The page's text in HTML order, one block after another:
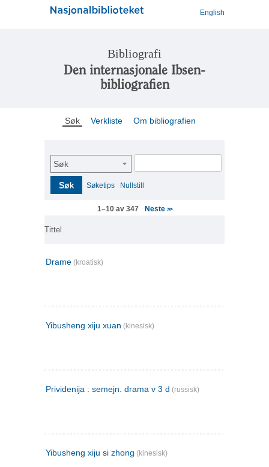
English
Bibliografi
Den internasjonale Ibsen-
bibliografien
Søk Verkliste Om bibliografien
Søk
Søk Søketips Nullstill
1–10 av 347 Neste >>
Tittel
Drame (kroatisk)
Yibusheng xiju xuan (kinesisk)
Prividenija : semejn. drama v 3 d (russisk)
Yibusheng xiju si zhong (kinesisk)